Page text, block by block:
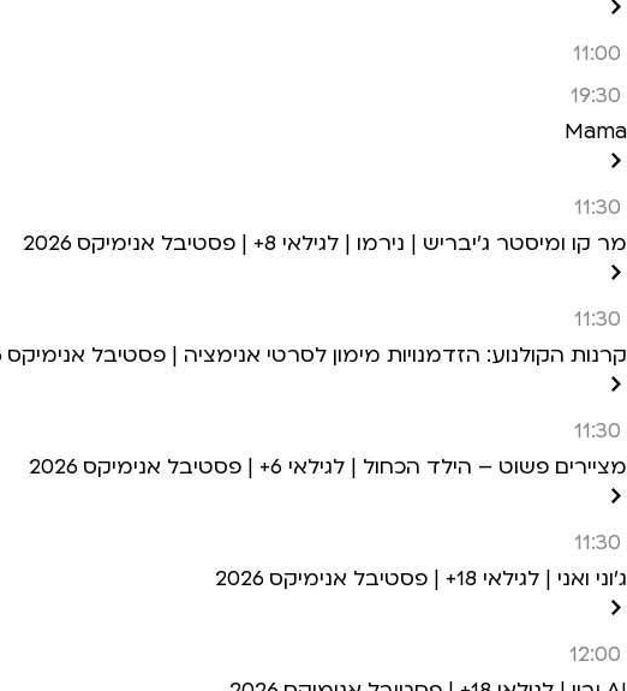
11:00
19:30
Mama
11:30
מר קו ומיסטר ג’יבריש | נירמו | לגילאי 8+ | פסטיבל אנימיקס 2026
11:30
קרנות הקולנוע: הזדמנויות מימון לסרטי אנימציה | פסטיבל אנימיקס 2026
11:30
מציירים פשוט – הילד הכחול | לגילאי 6+ | פסטיבל אנימיקס 2026
11:30
ג’וני ואני | לגילאי 18+ | פסטיבל אנימיקס 2026
12:00